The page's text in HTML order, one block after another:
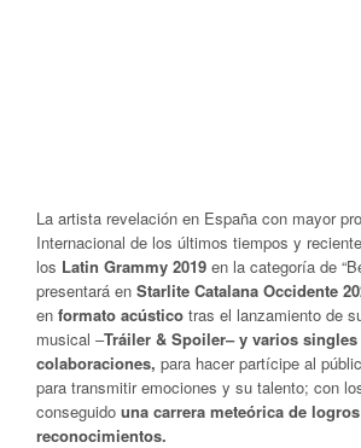
La artista revelación en España con mayor
Internacional de los últimos tiempos y
los Latin Grammy 2019 en la categoría de
presentará en Starlite Catalana Occidente
en formato acústico tras el lanzamiento de
musical –Tráiler & Spoiler– y varios
colaboraciones, para hacer partícipe al
para transmitir emociones y su talento; con
conseguido una carrera meteórica de
reconocimientos.